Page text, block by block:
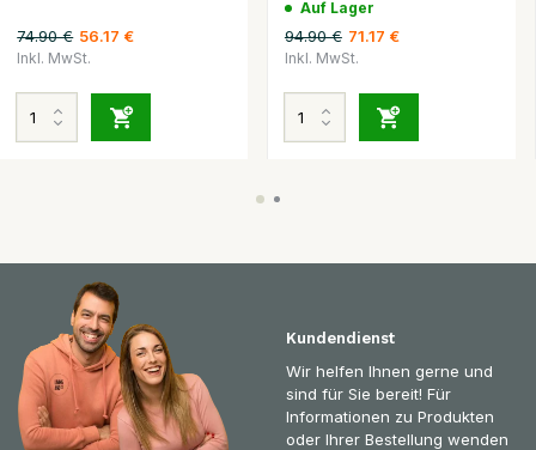
74.90 € 56.17 €
Inkl. MwSt.
Auf Lager
94.90 € 71.17 €
Inkl. MwSt.
Kundendienst
Wir helfen Ihnen gerne und
sind für Sie bereit! Für
Informationen zu Produkten
oder Ihrer Bestellung wenden